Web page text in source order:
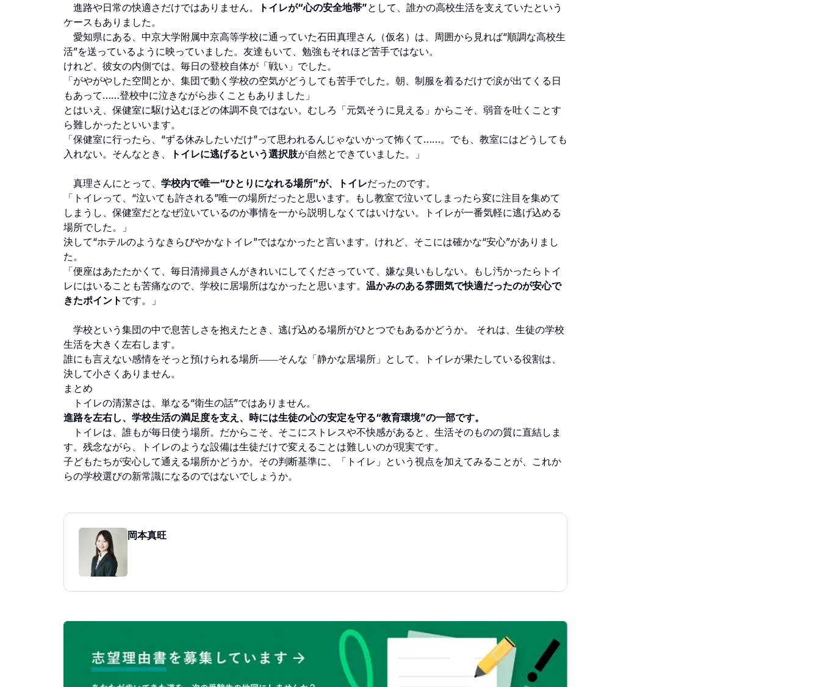
進路や日常の快適さだけではありません。
トイレが“心の安全地帯”として、誰かの高校生活を支えていたという
ケースもありました。
愛知県にある、中京大学附属中京高等学校に通っていた石田真理さん（仮名）は、周囲から見れば“順調な高校生
活”を送っているように映っていました。友達もいて、勉強もそれほど苦手ではない。
けれど、彼女の内側では、毎日の登校自体が「戦い」でした。
「がやがやした空間とか、集団で動く学校の空気がどうしても苦手でした。朝、制服を着るだけで涙が出てくる日
もあって……登校中に泣きながら歩くこともありました」
とはいえ、保健室に駆け込むほどの体調不良ではない。むしろ「元気そうに見える」からこそ、弱音を吐くことす
ら難しかったといいます。
「保健室に行ったら、“ずる休みしたいだけ”って思われるんじゃないかって怖くて……。でも、教室にはどうしても
入れない。そんなとき、
トイレに逃げるという選択肢が自然とできていました。」
真理さんにとって、 学校内で唯一“ひとりになれる場所”が、トイレだったのです。
「トイレって、“泣いても許される”唯一の場所だったと思います。もし教室で泣いてしまったら変に注目を集めて
しまうし、保健室だとなぜ泣いているのか事情を一から説明しなくてはいけない。トイレが一番気軽に逃げ込める
場所でした。」
決して“ホテルのようなきらびやかなトイレ”ではなかったと言います。けれど、そこには確かな“安心”がありまし
た。
「便座はあたたかくて、毎日清掃員さんがきれいにしてくださっていて、嫌な臭いもしない。もし汚かったらトイ
レにはいることも苦痛なので、学校に居場所はなかったと思います。 温かみのある雰囲気で快適だったのが安心で
きたポイント です。」
学校という集団の中で息苦しさを抱えたとき、逃げ込める場所がひとつでもあるかどうか。 それは、生徒の学校
生活を大きく左右します。
誰にも言えない感情をそっと預けられる場所――そんな「静かな居場所」として、トイレが果たしている役割は、
決して小さくありません。
まとめ
トイレの清潔さは、単なる“衛生の話”ではありません。
進路を左右し、学校生活の満足度を支え、時には生徒の心の安定を守る“教育環境”の一部です。
トイレは、誰もが毎日使う場所。だからこそ、そこにストレスや不快感があると、生活そのものの質に直結しま
す。残念ながら、トイレのような設備は生徒だけで変えることは難しいのが現実です。
子どもたちが安心して通える場所かどうか。その判断基準に、「トイレ」という視点を加えてみることが、これか
らの学校選びの新常識になるのではないでしょうか。
岡本真旺